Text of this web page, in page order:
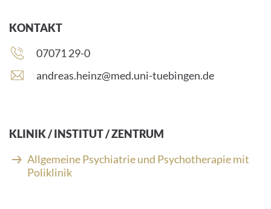
KONTAKT
Telefonnummer:
07071 29-0
E
i
l
-
A
d
andreas.heinz@med.uni-tuebingen.de
KLINIK / INSTITUT / ZENTRUM
Allgemeine Psychiatrie und Psychotherapie mit
Poliklinik